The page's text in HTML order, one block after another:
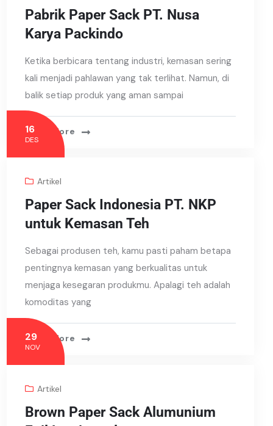
Pabrik Paper Sack PT. Nusa
Karya Packindo
Ketika berbicara tentang industri, kemasan sering
kali menjadi pahlawan yang tak terlihat. Namun, di
balik setiap produk yang aman sampai
Read More
16
DES
Artikel
Paper Sack Indonesia PT. NKP
untuk Kemasan Teh
Sebagai produsen teh, kamu pasti paham betapa
pentingnya kemasan yang berkualitas untuk
menjaga kesegaran produkmu. Apalagi teh adalah
komoditas yang
Read More
29
NOV
Artikel
Brown Paper Sack Alumunium